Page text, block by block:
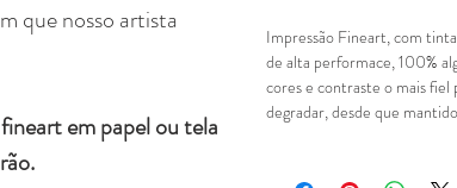
que nosso artista
em papel ou tela
Impressão Fineart, com
de alta performace, 100%
cores e contraste o mais fiel
degradar, desde que